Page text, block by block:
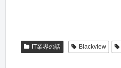
IT業界の話 Blackview